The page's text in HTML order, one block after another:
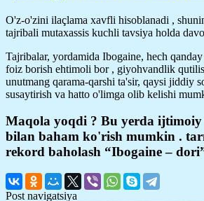
O'z-o'zini ilaçlama xavfli hisoblanadi ,
tajribali mutaxassis kuchli tavsiya holda
Tajribalar, yordamida Ibogaine, hech
foiz borish ehtimoli bor , giyohvandlik
unutmang qarama-qarshi ta'sir, qaysi jiddiy
susaytirish va hatto o'limga olib kelishi
Maqola yoqdi ? Bu yerda
bilan baham ko'rish mumkin .
rekord baholash “Ibogaine –
Post navigatsiya